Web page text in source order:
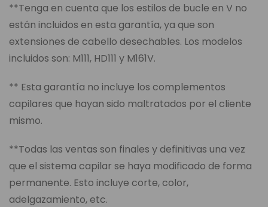
**Tenga en cuenta que los estilos de bucle en V no
están incluidos en esta garantía, ya que son
extensiones de cabello desechables. Los modelos
incluidos son: M111, HD111 y M161V.
** Esta garantía no incluye los complementos
capilares que hayan sido maltratados por el cliente
mismo.
**Todas las ventas son finales y definitivas una vez
que el sistema capilar se haya modificado de forma
permanente. Esto incluye corte, color,
adelgazamiento, etc.